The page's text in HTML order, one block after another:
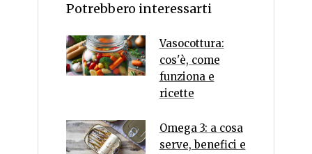
Potrebbero interessarti
Vasocottura:
cos'è, come
funziona e
ricette
Omega 3: a cosa
serve, benefici e